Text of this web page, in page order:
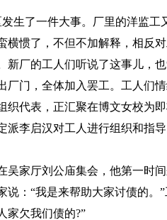
了一件大事。厂里的洋监工
横惯了，不但不加解释，相反
新厂的工人们听说了这事儿，
厂门，全体加入罢工。工人们
织代表，正汇聚在博文女校为
李启汉对工人进行组织和指导
家厅刘公庙集会，他第一时间
说：“我是来帮助大家讨债的。
家欠我们债的?”